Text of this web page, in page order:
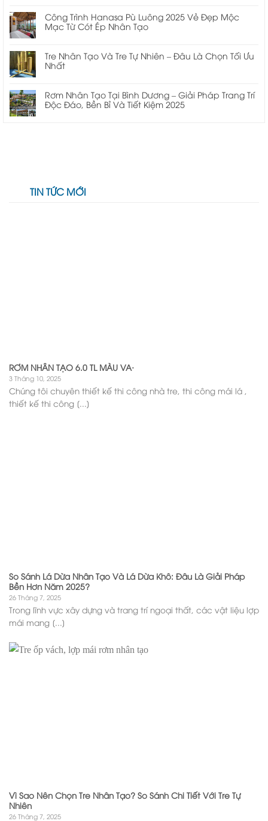
Công Trình Hanasa Pù Luông 2025 Vẻ Đẹp Mộc
Mạc Từ Cót Ép Nhân Tạo
Tre Nhân Tạo Và Tre Tự Nhiên – Đâu Là Chọn Tối Ưu
Nhất
Rơm Nhân Tạo Tại Bình Dương – Giải Pháp Trang Trí
Độc Đáo, Bền Bỉ Và Tiết Kiệm 2025
TIN TỨC MỚI
RƠM NHÂN TẠO 6.0 TL MÀU VA·
3 Tháng 10, 2025
Chúng tôi chuyên thiết kế thi công nhà tre, thi công mái lá ,
thiết kế thi công [...]
So Sánh Lá Dừa Nhân Tạo Và Lá Dừa Khô: Đâu Là Giải Pháp
Bền Hơn Năm 2025?
26 Tháng 7, 2025
Trong lĩnh vực xây dựng và trang trí ngoại thất, các vật liệu lợp
mái mang [...]
Vì Sao Nên Chọn Tre Nhân Tạo? So Sánh Chi Tiết Với Tre Tự
Nhiên
26 Tháng 7, 2025